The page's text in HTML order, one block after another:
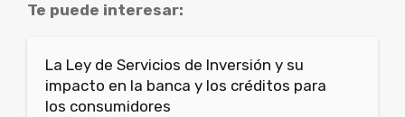
Te puede interesar:
La Ley de Servicios de Inversión y su
impacto en la banca y los créditos para
los consumidores